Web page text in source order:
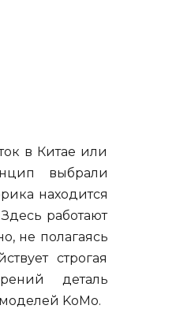
в Китае или
выбрали
находится
работают
не полагаясь
строгая
деталь
KoMo.